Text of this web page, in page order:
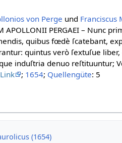
von Perge und Franciscus
APOLLONII PERGAEI – Nunc
quibus fœdè ſcatebant,
quintus verò ſextuſue
induſtria denuo reſtituuntur;
; 1654; Quellengüte: 5
(1654)